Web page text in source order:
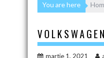
You are here
martie 1, 2021